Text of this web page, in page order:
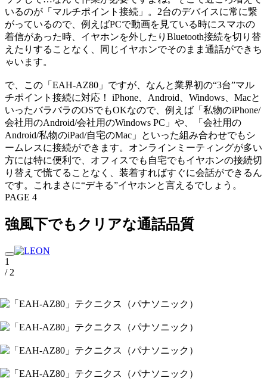
いるのが「マルチポイント接続」。2台のデバイスに常に繋
がっているので、例えばPCで動画を見ている時にスマホの
着信があった時、イヤホンを外したりBluetooth接続を切り替
えたりすることなく、同じイヤホンでそのまま通話ができち
ゃいます。
で、この「EAH-AZ80」ですが、なんと業界初の“3台”マル
チポイント接続に対応！ iPhone、Android、Windows、Macと
いったバラバラのOSでもOKなので、例えば「私物のiPhone/
会社用のAndroid/会社用のWindows PC」や、「会社用の
Android/私物のiPad/自宅のMac」といった組み合わせでもシ
ームレスに接続ができます。オンラインミーティングが多い
方には特に便利で、オフィスでも自宅でもイヤホンの接続切
り替えで慌てることなく、装着すればすぐに会話ができるん
です。これまさに“デキる”イヤホンと言えるでしょう。
PAGE 4
強風下でもクリアな通話品質
1
/ 2